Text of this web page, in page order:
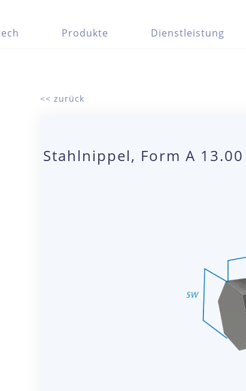
Produkte Dienstleistung
<< zurück
Stahlnippel, Form A